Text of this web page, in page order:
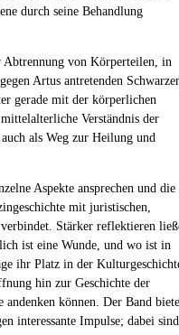
durch seine Behandlung
Abtrennung von Körperteilen, in
Artus antretenden
gerade mit der körperlichen
Verständnis der
als Weg zur Heilung und
Aspekte ansprechen und die
mit juristischen,
Stärker reflektieren
ist eine Wunde, und wo ist in
ihr Platz in der
hin zur Geschichte der
andenken können. Der Band
interessante Impulse; dabei sind